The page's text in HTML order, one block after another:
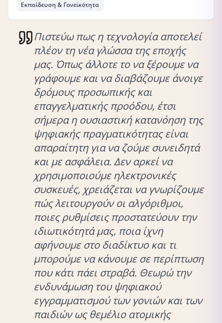
Εκπαίδευση & Γονεϊκότητα
Πιστεύω πως η τεχνολογία αποτελεί
πλέον τη νέα γλώσσα της εποχής
μας. Όπως άλλοτε το να ξέρουμε να
γράφουμε και να διαβάζουμε άνοιγε
δρόμους προσωπικής και
επαγγελματικής προόδου, έτσι
σήμερα η ουσιαστική κατανόηση της
ψηφιακής πραγματικότητας είναι
απαραίτητη για να ζούμε συνειδητά
και με ασφάλεια. Δεν αρκεί να
χρησιμοποιούμε ηλεκτρονικές
συσκευές, χρειάζεται να γνωρίζουμε
πώς λειτουργούν οι αλγόριθμοι,
ποιες ρυθμίσεις προστατεύουν την
ιδιωτικότητά μας, ποια ίχνη
αφήνουμε στο διαδίκτυο και τι
μπορούμε να κάνουμε σε περίπτωση
που κάτι πάει στραβά. Θεωρώ την
ενδυνάμωση του ψηφιακού
εγγραμματισμού των γονιών και των
παιδιών ως θεμέλιο ατομικής